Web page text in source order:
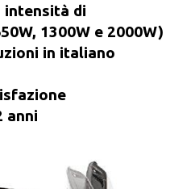
intensità di
1300W e 2000W)
in italiano
anni